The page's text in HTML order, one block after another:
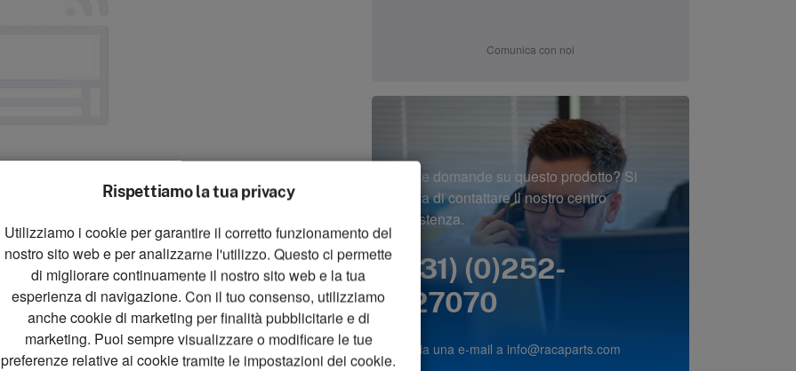
zoom_in
Zoom
Comunica con noi
Avete domande su questo prodotto? Si
prega di contattare il nostro centro
assistenza.
(+31) (0)252-
227070
o invia una e-mail a info@racaparts.com
Rispettiamo la tua privacy
Utilizziamo i cookie per garantire il corretto funzionamento del
nostro sito web e per analizzarne l'utilizzo. Questo ci permette
di migliorare continuamente il nostro sito web e la tua
esperienza di navigazione. Con il tuo consenso, utilizziamo
anche cookie di marketing per finalità pubblicitarie e di
marketing. Puoi sempre visualizzare o modificare le tue
preferenze relative ai cookie tramite le impostazioni dei cookie.